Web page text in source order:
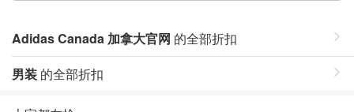
Adidas Canada 加拿大官网 的全部折扣
男装 的全部折扣